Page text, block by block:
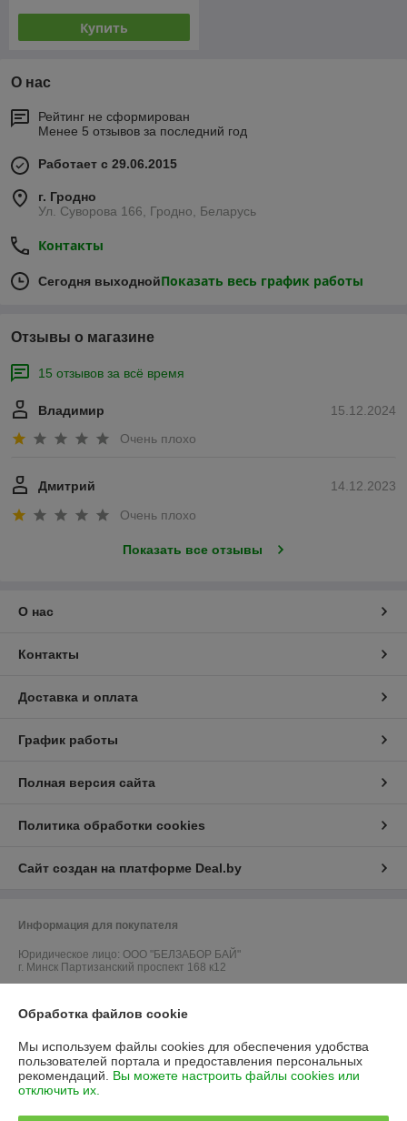
Купить
О нас
Рейтинг не сформирован
Менее 5 отзывов за последний год
Работает с 29.06.2015
г. Гродно
Ул. Суворова 166, Гродно, Беларусь
Контакты
Сегодня выходнойПоказать весь график работы
Отзывы о магазине
15 отзывов за всё время
15.12.2024
Владимир
Очень плохо
14.12.2023
Дмитрий
Очень плохо
Показать все отзывы
О нас
Контакты
Доставка и оплата
График работы
Полная версия сайта
Политика обработки cookies
Сайт создан на платформе Deal.by
Информация для покупателя
Юридическое лицо: ООО "БЕЛЗАБОР БАЙ"
г. Минск Партизанский проспект 168 к12
УНП: 192672687
Регистрационный орган: Минский горисполком
Дата регистрации компании: 05.07.2016
Обработка файлов cookie
Мы используем файлы cookies для обеспечения удобства
пользователей портала и предоставления персональных
рекомендаций. Вы можете настроить файлы cookies или
отключить их.